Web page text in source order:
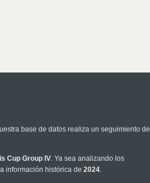
base de datos realiza un seguimiento de
Cup Group IV. Ya sea analizando los
información histórica de 2024.